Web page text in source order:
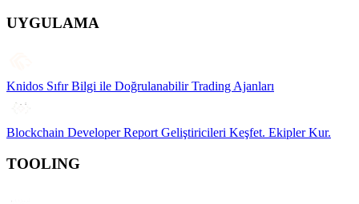
UYGULAMA
Knidos Sıfır Bilgi ile Doğrulanabilir Trading Ajanları
Blockchain Developer Report Geliştiricileri Keşfet. Ekipler Kur.
TOOLING